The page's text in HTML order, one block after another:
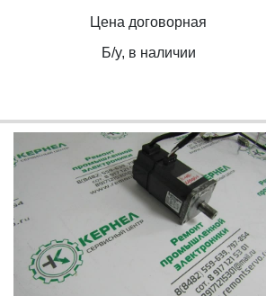
Цена договорная
Б/y, в наличии